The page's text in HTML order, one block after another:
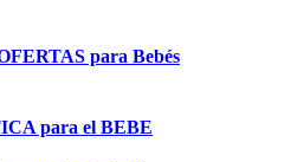
para Bebés
para el BEBE